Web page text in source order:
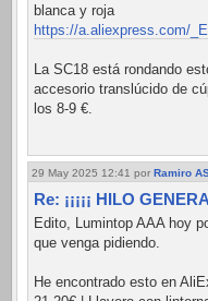
blanca y roja
https://a.aliexpress.com/
La SC18 está rondando
accesorio translúcido de
los 8-9 €.
29 May 2025 12:41 por Ramiro
Re: ¡¡¡¡¡ HILO
Edito, Lumintop AAA hoy
que venga pidiendo.
He encontrado esto en